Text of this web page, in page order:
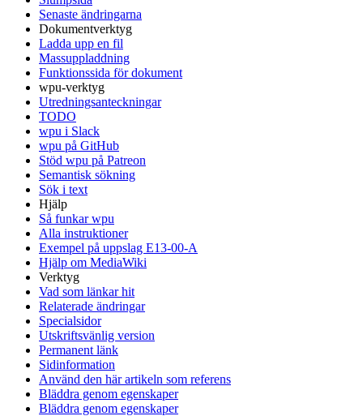
Senaste ändringarna
Dokumentverktyg
Ladda upp en fil
Massuppladdning
Funktionssida för dokument
wpu-verktyg
Utredningsanteckningar
TODO
wpu i Slack
wpu på GitHub
Stöd wpu på Patreon
Semantisk sökning
Sök i text
Hjälp
Så funkar wpu
Alla instruktioner
Exempel på uppslag E13-00-A
Hjälp om MediaWiki
Verktyg
Vad som länkar hit
Relaterade ändringar
Specialsidor
Utskriftsvänlig version
Permanent länk
Sidinformation
Använd den här artikeln som referens
Bläddra genom egenskaper
Bläddra genom egenskaper